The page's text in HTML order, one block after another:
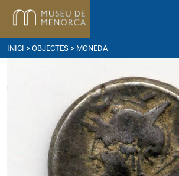
arribar
INICI > OBJECTES > MONEDA